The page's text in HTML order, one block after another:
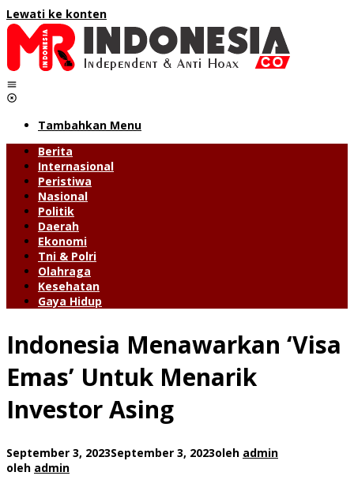
Lewati ke konten
Tambahkan Menu
Berita
Internasional
Peristiwa
Nasional
Politik
Daerah
Ekonomi
Tni & Polri
Olahraga
Kesehatan
Gaya Hidup
Indonesia Menawarkan ‘Visa
Emas’ Untuk Menarik
Investor Asing
September 3, 2023September 3, 2023oleh admin
oleh admin